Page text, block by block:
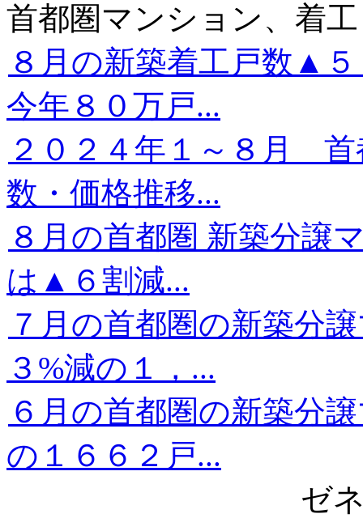
首都圏マンション、着
８月の新築着工戸数▲
今年８０万戸...
２０２４年１～８月
数・価格推移...
８月の首都圏 新築分
は▲６割減...
７月の首都圏の新築分
３%減の１，...
６月の首都圏の新築分
の１６６２戸...
ゼ